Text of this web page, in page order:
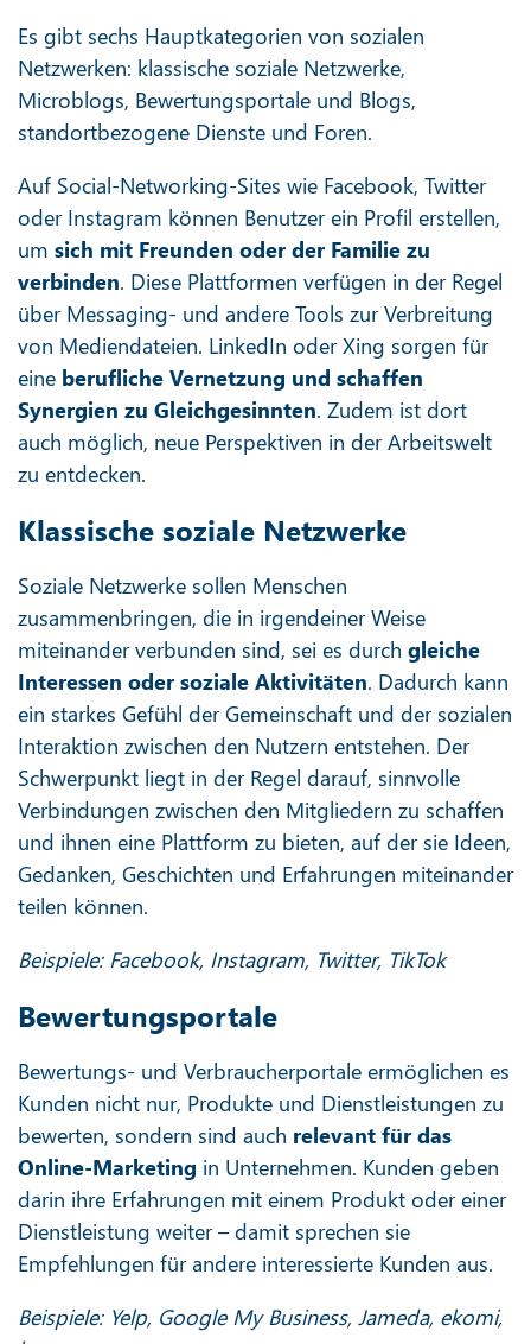
Es gibt sechs Hauptkategorien von sozialen
Netzwerken: klassische soziale Netzwerke,
Microblogs, Bewertungsportale und Blogs,
standortbezogene Dienste und Foren.
Auf Social-Networking-Sites wie Facebook, Twitter
oder Instagram können Benutzer ein Profil erstellen,
um sich mit Freunden oder der Familie zu
verbinden. Diese Plattformen verfügen in der Regel
über Messaging- und andere Tools zur Verbreitung
von Mediendateien. LinkedIn oder Xing sorgen für
eine berufliche Vernetzung und schaffen
Synergien zu Gleichgesinnten. Zudem ist dort
auch möglich, neue Perspektiven in der Arbeitswelt
zu entdecken.
Klassische soziale Netzwerke
Soziale Netzwerke sollen Menschen
zusammenbringen, die in irgendeiner Weise
miteinander verbunden sind, sei es durch gleiche
Interessen oder soziale Aktivitäten. Dadurch kann
ein starkes Gefühl der Gemeinschaft und der sozialen
Interaktion zwischen den Nutzern entstehen. Der
Schwerpunkt liegt in der Regel darauf, sinnvolle
Verbindungen zwischen den Mitgliedern zu schaffen
und ihnen eine Plattform zu bieten, auf der sie Ideen,
Gedanken, Geschichten und Erfahrungen miteinander
teilen können.
Beispiele: Facebook, Instagram, Twitter, TikTok
Bewertungsportale
Bewertungs- und Verbraucherportale ermöglichen es
Kunden nicht nur, Produkte und Dienstleistungen zu
bewerten, sondern sind auch relevant für das
Online-Marketing in Unternehmen. Kunden geben
darin ihre Erfahrungen mit einem Produkt oder einer
Dienstleistung weiter – damit sprechen sie
Empfehlungen für andere interessierte Kunden aus.
Beispiele: Yelp, Google My Business, Jameda, ekomi,